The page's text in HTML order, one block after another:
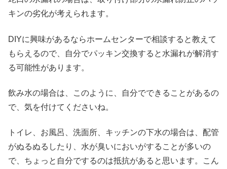
キンの劣化が考えられます。
DIYに興味があるならホームセンターで相談すると教えて
もらえるので、自分でパッキン交換すると水漏れが解消す
る可能性があります。
飲み水の場合は、このように、自分でできることがあるの
で、気を付けてくださいね。
トイレ、お風呂、洗面所、キッチンの下水の場合は、配管
がぬるぬるしたり、水が臭いにおいがすることが多いの
で、ちょっと自分でするのは抵抗があると思います。こん